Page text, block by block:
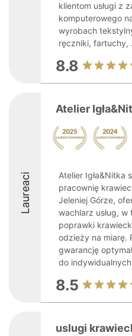
klientom usługi z
komputerowego
wyrobach
ręczniki, fartuchy,
8.8
Laureaci
Atelier
Atelier Igła&Nitka
pracownię
Jeleniej Górze,
wachlarz usług,
poprawki
odzieży na miarę.
gwarancję
do
8.5
uslugi